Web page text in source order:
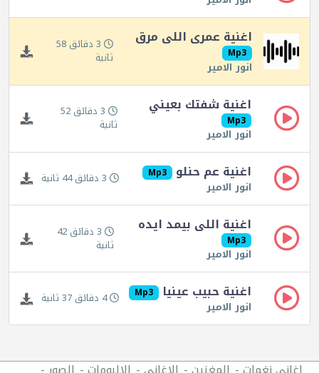
اغنية عمرى اللى مرق
Mp3
انور الامير
3 دقائق 58
ثانية
اغنية شفتك بعيني
Mp3
انور الامير
3 دقائق 52
ثانية
اغنية عم حنلو Mp3
انور الامير 3 دقائق 44 ثانية
اغنية اللى بيمد ايده
Mp3
انور الامير
3 دقائق 42
ثانية
اغنية حبيب عينيا Mp3
انور الامير 4 دقائق 37 ثانية